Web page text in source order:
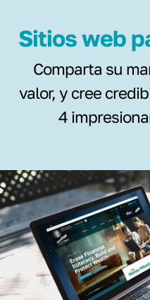
Sitios web
Comparta su
valor, y cree
4